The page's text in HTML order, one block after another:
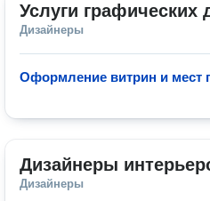
Услуги графических
Дизайнеры
Оформление витрин и мест
Дизайнеры
Дизайнеры